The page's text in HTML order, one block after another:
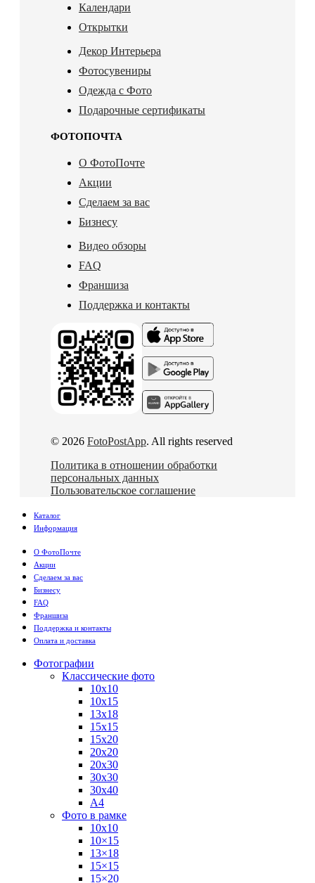
Календари
Открытки
Декор Интерьера
Фотосувениры
Одежда с Фото
Подарочные сертификаты
ФОТОПОЧТА
О ФотоПочте
Акции
Сделаем за вас
Бизнесу
Видео обзоры
FAQ
Франшиза
Поддержка и контакты
© 2026 FotoPostApp. All rights reserved
Политика в отношении обработки
персональных данных
Пользовательское соглашение
Каталог
Информация
О ФотоПочте
Акции
Сделаем за вас
Бизнесу
FAQ
Франшиза
Поддержка и контакты
Оплата и доставка
Фотографии
Классические фото
10х10
10х15
13х18
15х15
15х20
20х20
20х30
30х30
30х40
А4
Фото в рамке
10х10
10×15
13×18
15×15
15×20